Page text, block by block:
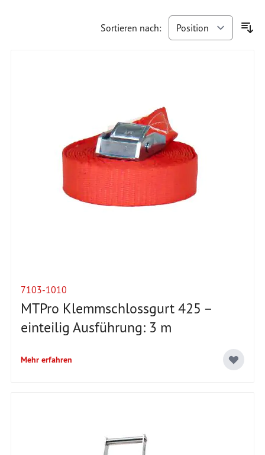
Sortieren nach:
7103-1010
MTPro Klemmschlossgurt 425 –
einteilig Ausführung: 3 m
Mehr erfahren